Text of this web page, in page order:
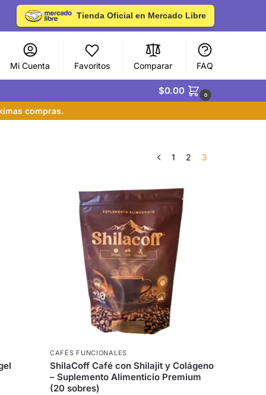
Tienda Oficial en Mercado Libre
Mi Cuenta Favoritos Comparar FAQ
$0.00 0
compras.
1 2 3
CAFÉS FUNCIONALES
ShilaCoff Café con Shilajit y Colágeno
– Suplemento Alimenticio Premium
(20 sobres)